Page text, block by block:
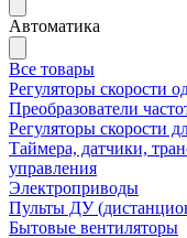
Автоматика
Все товары
Регуляторы скорости
Преобразователи
Регуляторы скорости
Таймера, датчики,
управления
Электроприводы
Пульты ДУ
Бытовые вентиляторы